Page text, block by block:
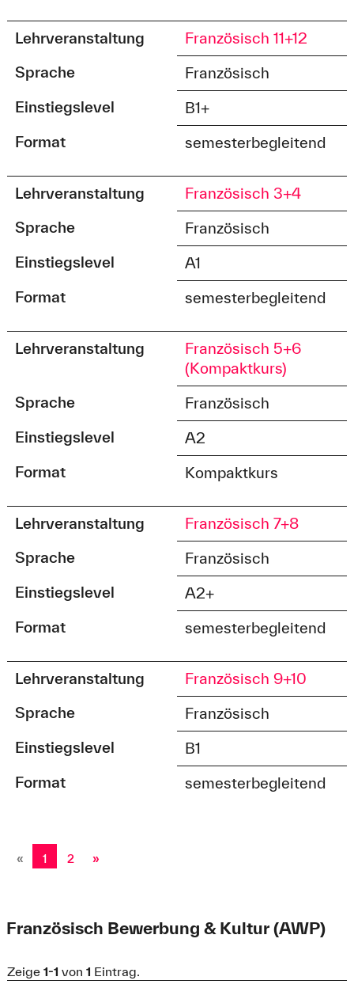
Lehrveranstaltung
Französisch 11+12
Sprache
Französisch
Einstiegslevel
B1+
Format
semesterbegleitend
Lehrveranstaltung
Französisch 3+4
Sprache
Französisch
Einstiegslevel
A1
Format
semesterbegleitend
Lehrveranstaltung
Französisch 5+6
(Kompaktkurs)
Sprache
Französisch
Einstiegslevel
A2
Format
Kompaktkurs
Lehrveranstaltung
Französisch 7+8
Sprache
Französisch
Einstiegslevel
A2+
Format
semesterbegleitend
Lehrveranstaltung
Französisch 9+10
Sprache
Französisch
Einstiegslevel
B1
Format
semesterbegleitend
« 1 2 »
Französisch Bewerbung & Kultur (AWP)
Zeige 1-1 von 1 Eintrag.